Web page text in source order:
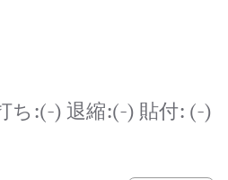
ち:(-) 退縮:(-) 貼付: (-)